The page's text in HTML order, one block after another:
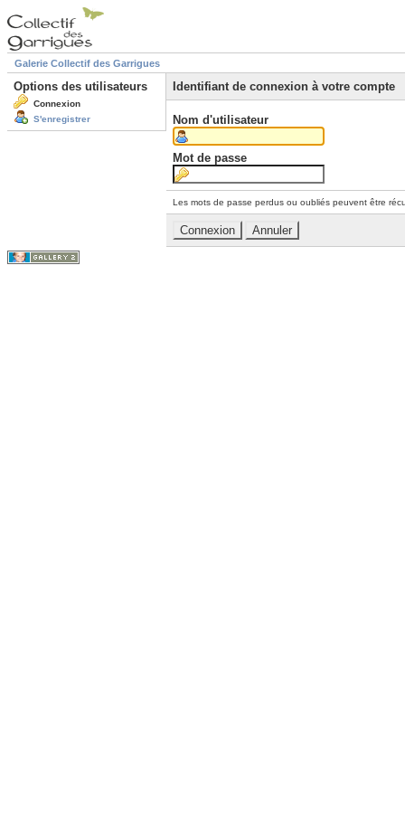
Galerie Collectif des Garrigues
Options des utilisateurs
Connexion
S'enregistrer
Identifiant de connexion à votre compte
Nom d'utilisateur
Mot de passe
Les mots de passe perdus ou oubliés peuvent être